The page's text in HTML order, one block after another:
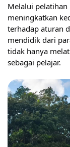
Melalui
meningkatkan
terhadap aturan
mendidik dari
tidak hanya
sebagai pelajar.